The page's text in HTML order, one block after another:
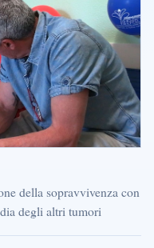
della sopravvivenza con
degli altri tumori